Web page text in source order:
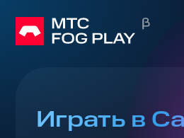
Играть в